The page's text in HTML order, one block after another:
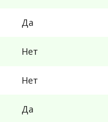
Да
Нет
Нет
Да